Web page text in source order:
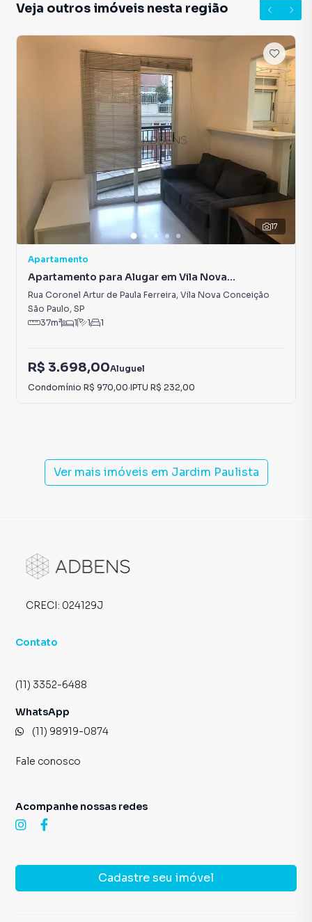
Veja outros imóveis nesta região
17
Apartamento
Apartamento para Alugar em Vila Nova
Conceição
Rua Coronel Artur de Paula Ferreira, Vila Nova Conceição
São Paulo, SP
37m² 1 1 1
R$ 3.698,00Aluguel
Condomínio R$ 970,00·IPTU R$ 232,00
Ver mais imóveis em Jardim Paulista
CRECI: 024129J
Contato
(11) 3352-6488
WhatsApp
(11) 98919-0874
Fale conosco
Cadastre seu imóvel
Acompanhe nossas redes